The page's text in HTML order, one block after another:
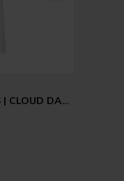
MYRNA S/L ANCLE DRESS | CLOUD DANCER